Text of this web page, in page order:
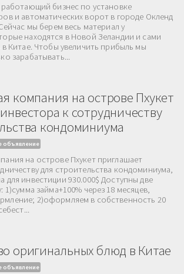
бизнес по установке
и автоматических ворот в городе Окленд
мы берем весь материал у
находятся в Новой Зеландии и сами
в Китае. Чтобы увеличить прибыль мы
зарабатывать...
компания на острове Пхукет
к сотрудничеству
кондоминиума
объявление
на острове Пхукет приглашает
для строительства кондоминиума,
для инвестиции 930.000$ Доступны две
1)сумма займа+100% через 18 месяцев,
2)оформляем в собственность 20
оригинальных блюд в Китае
объявление